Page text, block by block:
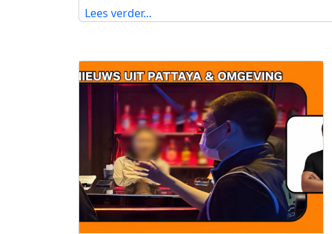
Lees verder...